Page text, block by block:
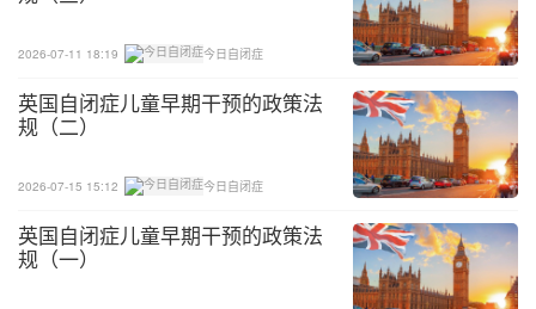
2026-07-11 18:19 今日自闭症
英国自闭症儿童早期干预的政策法
规（二）
2026-07-15 15:12 今日自闭症
英国自闭症儿童早期干预的政策法
规（一）